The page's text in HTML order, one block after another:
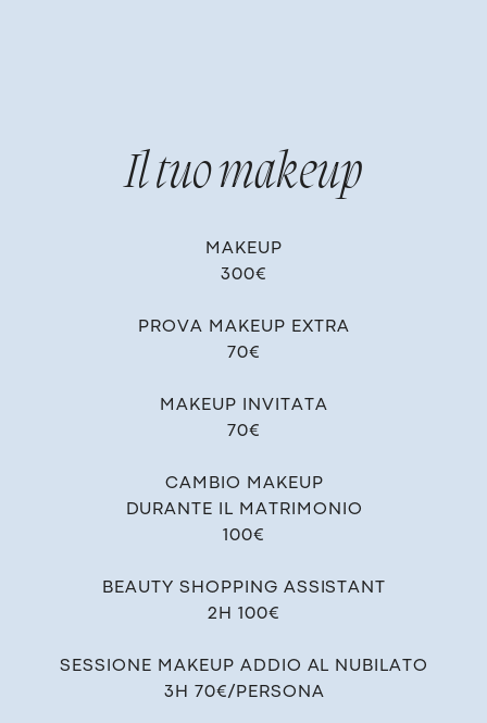
Il​ tuo makeup
MAKEUP
300€
PROVA MAKEUP EXTRA
70€
MAKEUP INVITATA
70€
CAMBIO MAKEUP
DURANTE IL MATRIMONIO
100€
BEAUTY SHOPPING ASSISTANT
2H 100€
SESSIONE MAKEUP ADDIO AL ​NUBILATO
3H 70€/PERSONA